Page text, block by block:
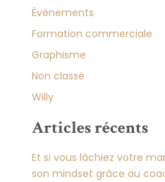
Événements
Formation commerciale
Graphisme
Non classé
Willy
Articles récents
Et si vous lâchiez votre
son mindset grâce au